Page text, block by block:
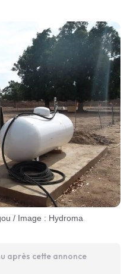
/ Image : Hydroma
après cette annonce